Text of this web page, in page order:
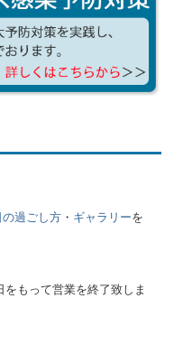
の過ごし方 ・ ギャラリーを
もって営業を終了致しま